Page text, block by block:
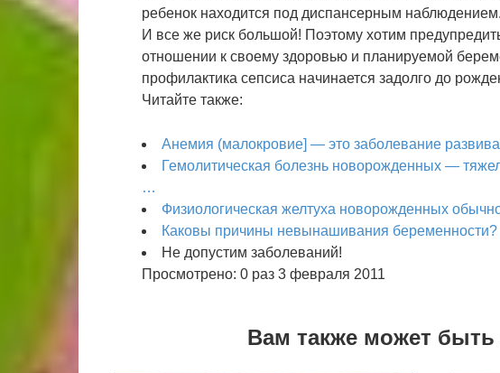
ребенок находится под диспансерным наблюдением.
И все же риск большой! Поэтому хотим
отношении к своему здоровью и планируемой
профилактика сепсиса начинается задолго до
Читайте также:
Анемия (малокровие] — это заболевание
Гемолитическая болезнь новорожденных —
…
Физиологическая желтуха новорожденных
Каковы причины невынашивания беременности?
Не допустим заболеваний!
Просмотрено: 0 раз 3 февраля 2011
Вам также может быть